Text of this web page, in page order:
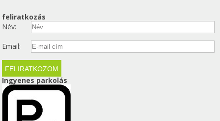
feliratkozás
Név:
Email:
Ingyenes parkolás